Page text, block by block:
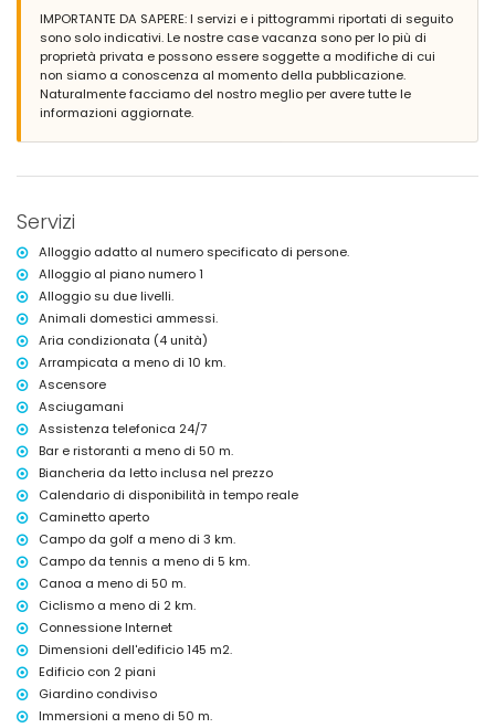
lotto recintato
piscina comune di 15m x 6m e 2m di profondità
giardino comune erboso con alberi
2 terrazze coperte
doccia esterna
area salotto esterna
spazio garage comune
dall'appartamento)
dall'appartamento)
porto più vicino: Porto di Moraira (entro 2 chilometri
dall'appartamento)
parco più vicino: Platgetes (entro 50 metri dall'appartamento)
aeroporto più vicino: Alicante (entro 100 chilometri dall'appartamento)
trasporto pubblico nelle vicinanze: autobus entro 3 chilometri
animali domestici ammessi
L'edificio in cui si trova l'alloggio è dotato di ascensore.
L'alloggio è molto adatto per famiglie con bambini
Servizi e strutture inclusi nel prezzo dell'affitto
dell'appartamento
ferro e asse da stiro
biancheria da letto e asciugamani
servizio di reception e servizio di emergenza 24 ore su 24
riscaldamento centrale e aria condizionata
Servizi e strutture a pagamento extra
servizio di trasferimento aeroporto
Attività di intrattenimento e svago per le vostre vacanze a
Moraira, Costa Blanca
IMPORTANTE DA SAPERE: I servizi e i pittogrammi riportati di seguito
sono solo indicativi. Le nostre case vacanza sono per lo più di
proprietà privata e possono essere soggette a modifiche di cui
non siamo a conoscenza al momento della pubblicazione.
Naturalmente facciamo del nostro meglio per avere tutte le
informazioni aggiornate.
Servizi
Alloggio adatto al numero specificato di persone.
Alloggio al piano numero 1
Alloggio su due livelli.
Animali domestici ammessi.
Aria condizionata (4 unità)
Arrampicata a meno di 10 km.
Ascensore
Asciugamani
Assistenza telefonica 24/7
Bar e ristoranti a meno di 50 m.
Biancheria da letto inclusa nel prezzo
Calendario di disponibilità in tempo reale
Caminetto aperto
Campo da golf a meno di 3 km.
Campo da tennis a meno di 5 km.
Canoa a meno di 50 m.
Ciclismo a meno di 2 km.
Connessione Internet
Dimensioni dell'edificio 145 m2.
Edificio con 2 piani
Giardino condiviso
Immersioni a meno di 50 m.